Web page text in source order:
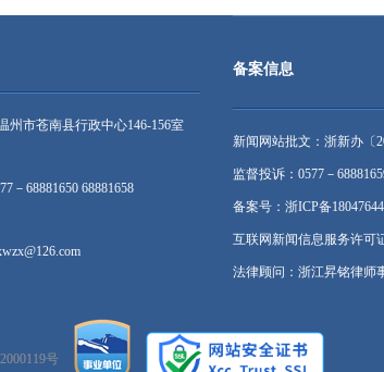
州市苍南县行政中心146-156室
－68881650 68881658
备案信息
新闻网站批文：浙新办〔
监督投诉：0577－
备案号：浙ICP备
互联网新闻信息服务许可
法律顾问：浙江昇铭律师
号